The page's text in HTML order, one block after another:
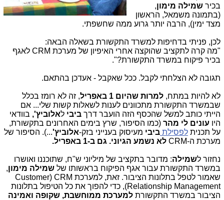
בכיר שמילה מימון,
(בתמונה משמאל, הראשון
מצד ימין), הרבה יותר גרוע ממה שחשפתי.
לכן, פניתי בדחיפות למשרד התקשורת בשאלה הבאה:
"מה קרה לתקציב שהוקצה אחרי האיפיון של מערכת CRM
לאגף
בכיר פיקוח במשרד התקשורת?".
תגובה לא הצלחתי לקבל. ככל שאקבל - אעדכן בהתאם.
לא להיות במתח, למרות שהיום 1 באפריל
, זה לא רומז בכלל
שבמשרד התקשורת מתכוונים לענות לשאלות קשות שלי... אם
הייתי כותב למשל שהכסף הזה הועבר דרך ביבי לאלוביץ', בוודאי
היו עונים לי מהר (כמו הסיפור, שרץ בימים האחרונים בתקשורת,
על תכנית לפסילת ביבי מעיסוק בענייני בזק-אלוביץ'...). הסיפור של
מערכת ה-CRM
לא נשמע הגיוני. גם ב-1 באפריל.
נחזור לשמילה: מדובר בתקציב של מיליוני ש"ח, שתוכננו ואושרו
במשרד התקשורת עבור אגף הפיקוח בראשותו של שמילה מימון,
שאמור לטפל בתלונות הציבור. זאת, למערכת CRM (
Customer
Relationship Management),
כדי להפוך את כל הטיפול בתלונות
הציבור במשרד התקשורת למערכת ממוחשבת, שקופה ואמינה